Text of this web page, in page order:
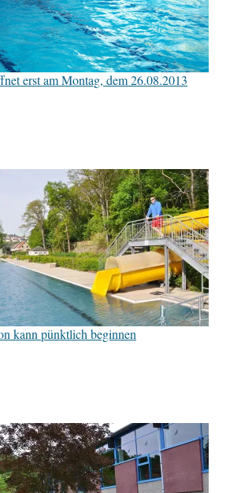
erst am Montag, dem 26.08.2013
kann pünktlich beginnen